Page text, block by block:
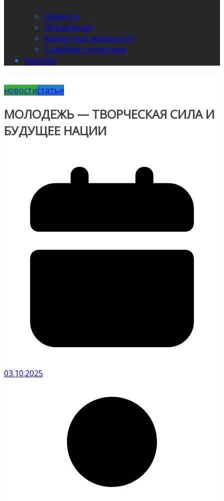
Новости
Объявления
Вакантные должности
Судебная статистика
Контакт
новостистатьи
МОЛОДЕЖЬ — ТВОРЧЕСКАЯ СИЛА И
БУДУЩЕЕ НАЦИИ
03.10.2025